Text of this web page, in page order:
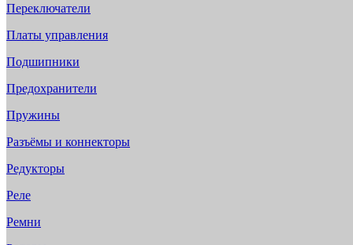
Переключатели
Платы управления
Подшипники
Предохранители
Пружины
Разъёмы и коннекторы
Редукторы
Реле
Ремни